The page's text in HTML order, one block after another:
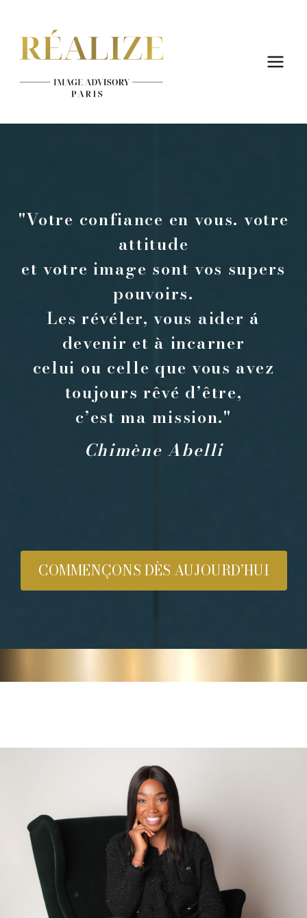
content
"Votre confiance en vous. votre
attitude
et votre image sont vos supers
pouvoirs.
Les révéler, vous aider á
devenir et à incarner
celui ou celle que vous avez
toujours rêvé d’être,
c’est ma mission."
Chimène Abelli
COMMENÇONS DÈS AUJOURD’HUI